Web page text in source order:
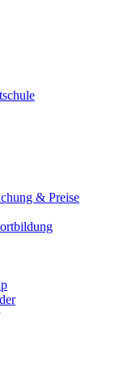
& Preise